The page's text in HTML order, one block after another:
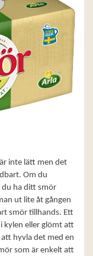
inte lätt men det
Om du
du ha ditt smör
ut lite åt gången
smör tillhands. Ett
kylen eller glömt att
hyvla det med en
som är enkelt att